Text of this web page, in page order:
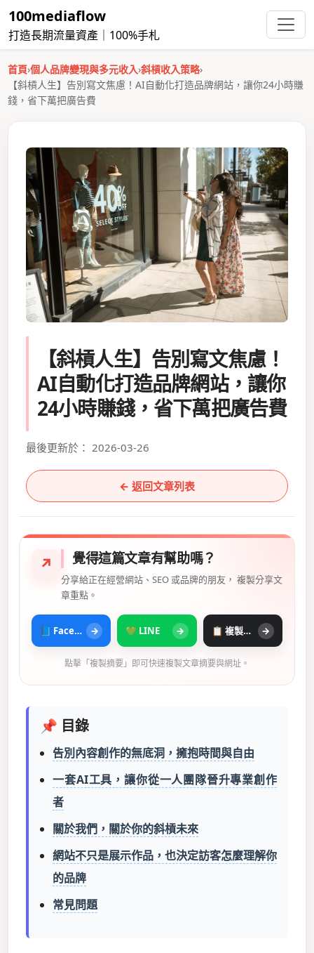
100mediaflow
打造長期流量資產｜100%手札
首頁›個人品牌變現與多元收入›斜槓收入策略›
【斜槓人生】告別寫文焦慮！AI自動化打造品牌網站，讓你24小時賺
錢，省下萬把廣告費
【斜槓人生】告別寫文焦慮！
AI自動化打造品牌網站，讓你
24小時賺錢，省下萬把廣告費
最後更新於： 2026-03-26
← 返回文章列表
↗ 覺得這篇文章有幫助嗎？
分享給正在經營網站、SEO 或品牌的朋友， 複製分享文
章重點。
📘 Facebook → 💚 LINE → 📋 複製摘要 →
點擊「複製摘要」即可快速複製文章摘要與網址。
📌 目錄
告別內容創作的無底洞，擁抱時間與自由
一套AI工具，讓你從一人團隊晉升專業創作
者
關於我們，關於你的斜槓未來
網站不只是展示作品，也決定訪客怎麼理解你
的品牌
常見問題